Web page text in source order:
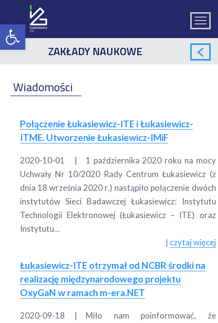
ZAKŁADY NAUKOWE
Wiadomości
Połączenie Łukasiewicz-ITE i Łukasiewicz-
ITME. Utworzenie Łukasiewicz-IMiF
2020-10-01
1 października 2020 roku na mocy
Uchwały Nr 10/2020 Rady Centrum Łukasiewicz (z
dnia 18 września 2020 r.) nastąpiło połączenie dwóch
instytutów Sieci Badawczej Łukasiewicz: Instytutu
Technologii Elektronowej (Łukasiewicz – ITE) oraz
Instytutu...
czytaj więcej
Łukasiewicz-ITE otrzymał od NCBR środki na
realizację międzynarodowego projektu
OxyGaN w ramach m-era.NET
2020-09-18
Miło nam poinformować, że